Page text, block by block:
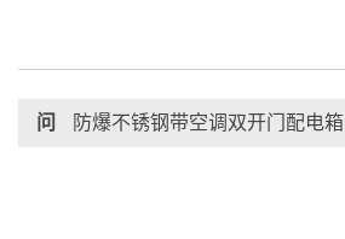
问 防爆不锈钢带空调双开门配电箱